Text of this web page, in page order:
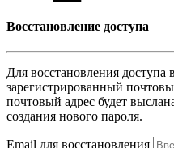
Восcтановление доступа
Для восcтановления доступа
зарегистрированный
почтовый адрес будет
создания нового пароля.
Email для восcтановления